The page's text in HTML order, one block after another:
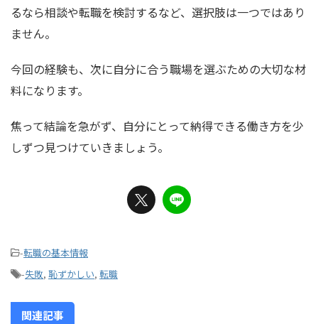
るなら相談や転職を検討するなど、選択肢は一つではあり
ません。
今回の経験も、次に自分に合う職場を選ぶための大切な材
料になります。
焦って結論を急がず、自分にとって納得できる働き方を少
しずつ見つけていきましょう。
-転職の基本情報
-失敗, 恥ずかしい, 転職
関連記事